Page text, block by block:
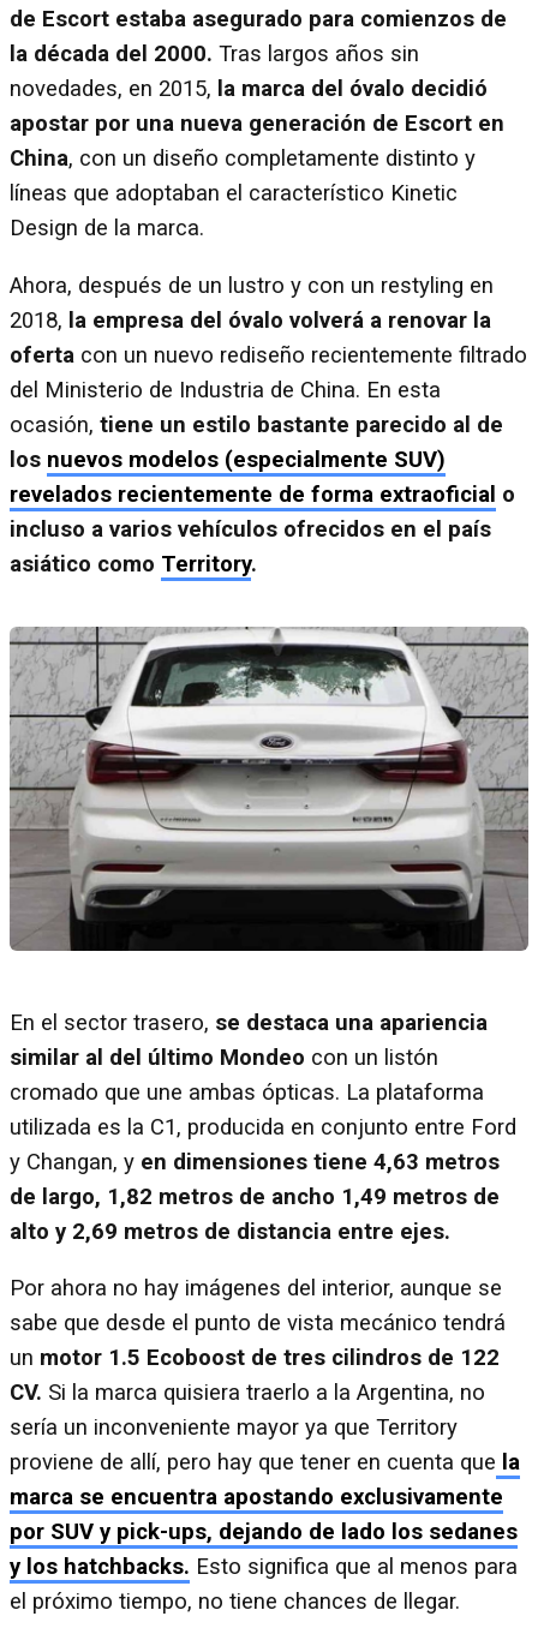
de Escort estaba asegurado para comienzos de
la década del 2000. Tras largos años sin
novedades, en 2015, la marca del óvalo decidió
apostar por una nueva generación de Escort en
China, con un diseño completamente distinto y
líneas que adoptaban el característico Kinetic
Design de la marca.
Ahora, después de un lustro y con un restyling en
2018, la empresa del óvalo volverá a renovar la
oferta con un nuevo rediseño recientemente filtrado
del Ministerio de Industria de China. En esta
ocasión, tiene un estilo bastante parecido al de
los nuevos modelos (especialmente SUV)
revelados recientemente de forma extraoficial o
incluso a varios vehículos ofrecidos en el país
asiático como Territory.
En el sector trasero, se destaca una apariencia
similar al del último Mondeo con un listón
cromado que une ambas ópticas. La plataforma
utilizada es la C1, producida en conjunto entre Ford
y Changan, y en dimensiones tiene 4,63 metros
de largo, 1,82 metros de ancho 1,49 metros de
alto y 2,69 metros de distancia entre ejes.
Por ahora no hay imágenes del interior, aunque se
sabe que desde el punto de vista mecánico tendrá
un motor 1.5 Ecoboost de tres cilindros de 122
CV. Si la marca quisiera traerlo a la Argentina, no
sería un inconveniente mayor ya que Territory
proviene de allí, pero hay que tener en cuenta que la
marca se encuentra apostando exclusivamente
por SUV y pick-ups, dejando de lado los sedanes
y los hatchbacks. Esto significa que al menos para
el próximo tiempo, no tiene chances de llegar.